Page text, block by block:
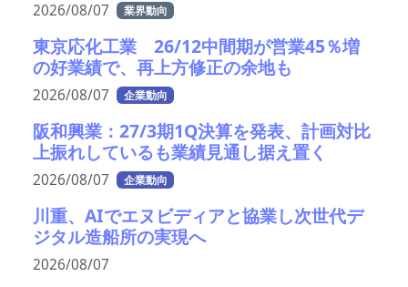
2026/08/07 業界動向
東京応化工業 26/12中間期が営業45％増
の好業績で、再上方修正の余地も
2026/08/07 企業動向
阪和興業：27/3期1Q決算を発表、計画対比
上振れしているも業績見通し据え置く
2026/08/07 企業動向
川重、AIでエヌビディアと協業し次世代デ
ジタル造船所の実現へ
2026/08/07